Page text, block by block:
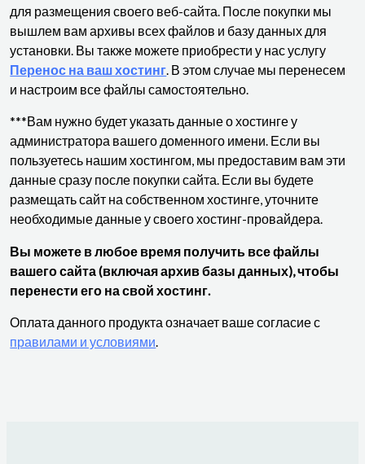
для размещения своего веб-сайта. После покупки мы
вышлем вам архивы всех файлов и базу данных для
установки. Вы также можете приобрести у нас услугу
Перенос на ваш хостинг. В этом случае мы перенесем
и настроим все файлы самостоятельно.
***Вам нужно будет указать данные о хостинге у
администратора вашего доменного имени. Если вы
пользуетесь нашим хостингом, мы предоставим вам эти
данные сразу после покупки сайта. Если вы будете
размещать сайт на собственном хостинге, уточните
необходимые данные у своего хостинг-провайдера.
Вы можете в любое время получить все файлы
вашего сайта (включая архив базы данных), чтобы
перенести его на свой хостинг.
Оплата данного продукта означает ваше согласие с
правилами и условиями.